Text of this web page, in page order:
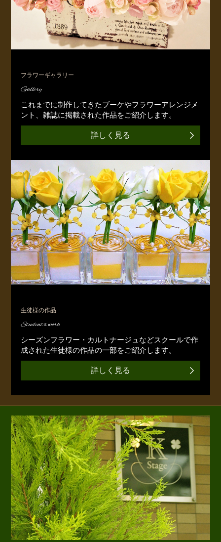
フラワーギャラリー
Gallery
これまでに制作してきたブーケやフラワーアレンジメ
ント、雑誌に掲載された作品をご紹介します。
詳しく見る
生徒様の作品
Student's work
シーズンフラワー・カルトナージュなどスクールで作
成された生徒様の作品の一部をご紹介します。
詳しく見る